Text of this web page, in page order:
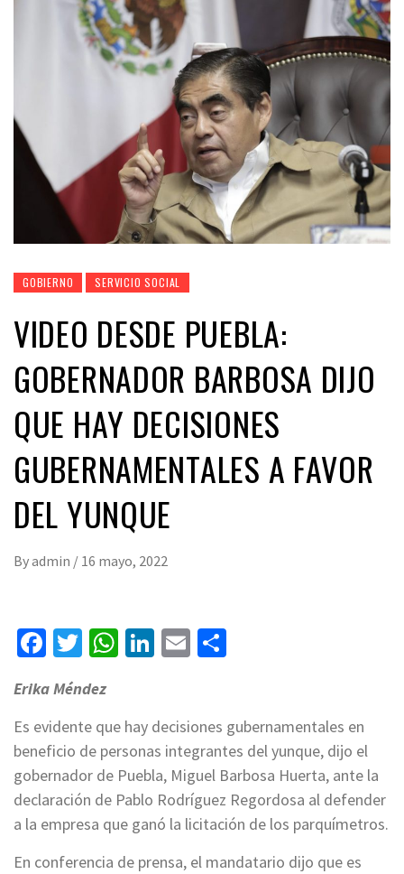
GOBIERNO SERVICIO SOCIAL
VIDEO DESDE PUEBLA:
GOBERNADOR BARBOSA DIJO
QUE HAY DECISIONES
GUBERNAMENTALES A FAVOR
DEL YUNQUE
Byadmin / 16 mayo, 2022
Facebook
Twitter
WhatsApp
LinkedIn
Email
Erika Méndez
Es evidente que hay decisiones gubernamentales en
beneficio de personas integrantes del yunque, dijo el
gobernador de Puebla, Miguel Barbosa Huerta, ante la
declaración de Pablo Rodríguez Regordosa al defender
a la empresa que ganó la licitación de los parquímetros.
En conferencia de prensa, el mandatario dijo que es